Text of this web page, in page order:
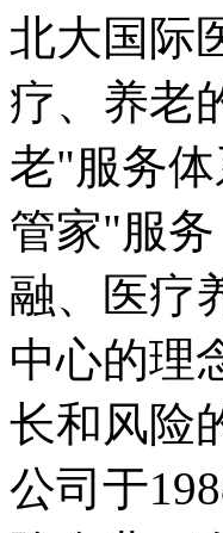
北大国际
疗、养老
老"服务
管家"服
融、医疗
中心的理
长和风险
公司于